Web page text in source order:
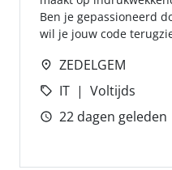
Ben je gepassioneerd
wil je jouw code
ZEDELGEM
IT
Voltijds
22 dagen geleden